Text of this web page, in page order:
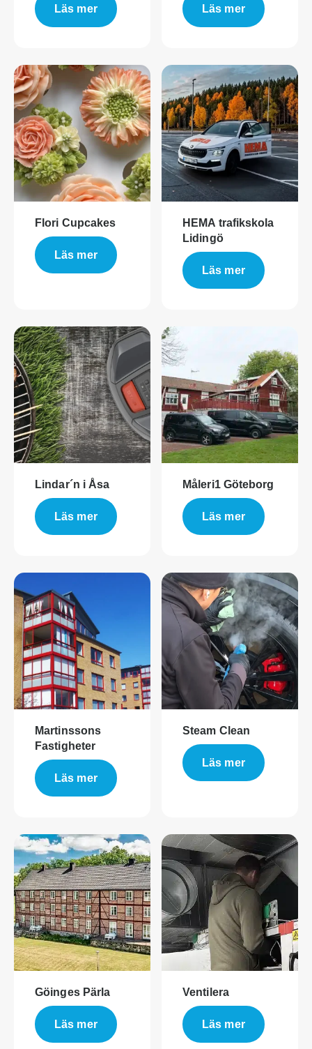
Läs mer Läs mer
Flori Cupcakes
Läs mer
HEMA trafikskola
Lidingö
Läs mer
Lindar´n i Åsa
Läs mer
Måleri1 Göteborg
Läs mer
Martinssons
Fastigheter
Läs mer
Steam Clean
Läs mer
Göinges Pärla
Läs mer
Ventilera
Läs mer